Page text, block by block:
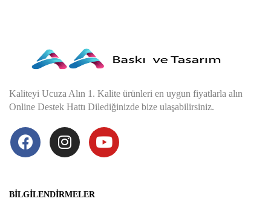
Kaliteyi Ucuza Alın 1. Kalite ürünleri en uygun fiyatlarla alın
Online Destek Hattı Dilediğinizde bize ulaşabilirsiniz.
BILGILENDIRMELER